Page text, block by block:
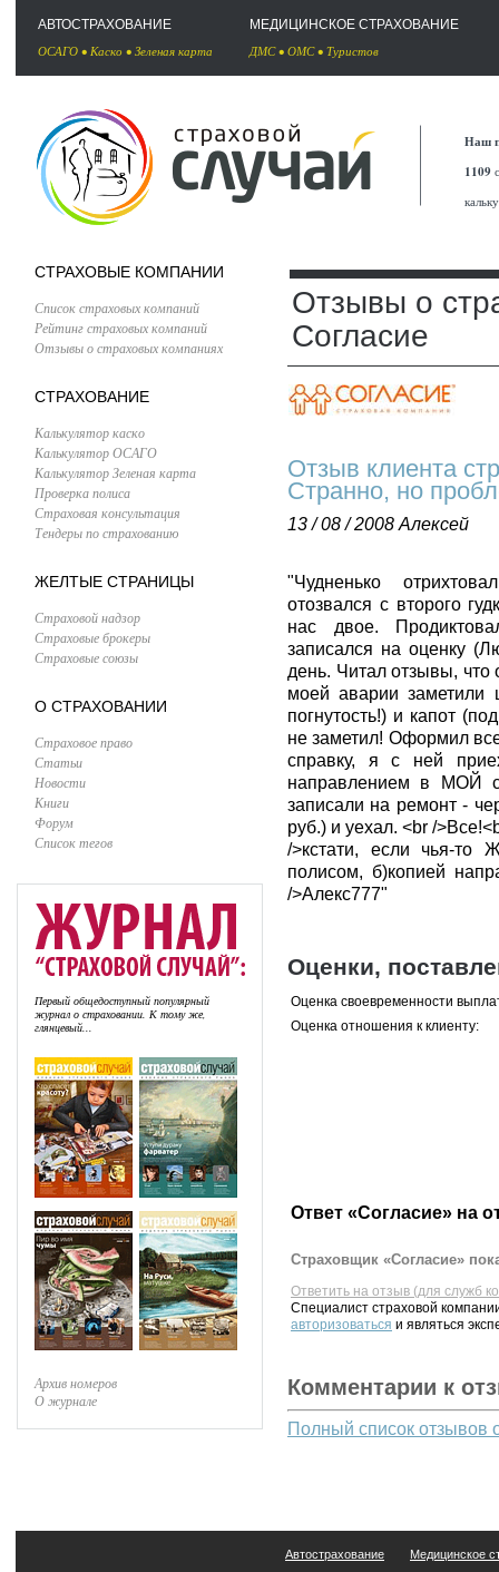
АВТОСТРАХОВАНИЕ
ОСАГО • Каско • Зеленая карта
МЕДИЦИНСКОЕ СТРАХОВАНИЕ
ДМС• ОМС• Туристов
Наш
1109
СТРАХОВЫЕ КОМПАНИИ
Список страховых компаний
Рейтинг страховых компаний
Отзывы о страховых компаниях
СТРАХОВАНИЕ
Калькулятор каско
Калькулятор ОСАГО
Калькулятор Зеленая карта
Проверка полиса
Страховая консультация
Тендеры по страхованию
ЖЕЛТЫЕ СТРАНИЦЫ
Страховой надзор
Страховые брокеры
Страховые союзы
О СТРАХОВАНИИ
Страховое право
Статьи
Новости
Книги
Форум
Список тегов
Первый общедоступный популярный
журнал о страховании. К тому же,
глянцевый...
Архив номеров
О журнале
Отзывы о
Согласие
Отзыв клиента
Странно, но
13 / 08 / 2008 Алексей
"Чудненько
отозвался с второго
нас двое.
записался на оценку
день. Читал отзывы,
моей аварии заметили
погнутость!) и капот
не заметил! Оформил
справку, я с ней
направлением в МОЙ
записали на ремонт -
руб.) и уехал. <br /
/>кстати, если чья-то
полисом, б)копией
/>Алекс777"
Оценки,
Оценка своевременности
Оценка отношения к клиенту:
Ответ «Согласие» на
Страховщик «Согласие»
Ответить на отзыв (для служб
Специалист страховой
авторизоваться и являться
Комментарии к
Полный список отзывов
Автострахование Медицинское